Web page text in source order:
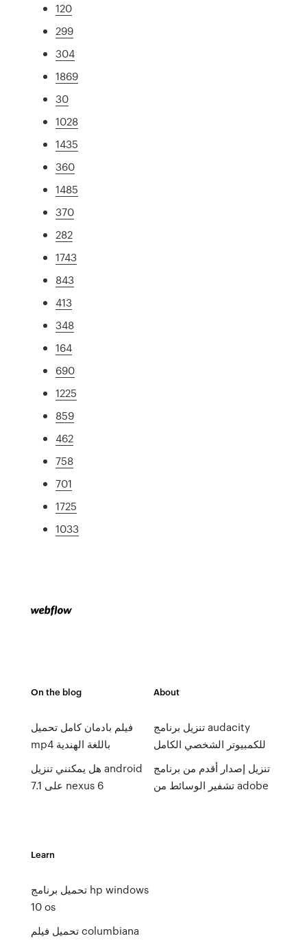
120
299
304
1869
30
1028
1435
360
1485
370
282
1743
843
413
348
164
690
1225
859
462
758
701
1725
1033
On the blog
فيلم بادمان كامل تحميل
mp4 باللغة الهندية
هل يمكنني تنزيل android
7.1 على nexus 6
About
تنزيل برنامج audacity
للكمبيوتر الشخصي الكامل
تنزيل إصدار أقدم من برنامج
تشفير الوسائط من adobe
Learn
تحميل برنامج hp windows
10 os
تحميل فيلم columbiana